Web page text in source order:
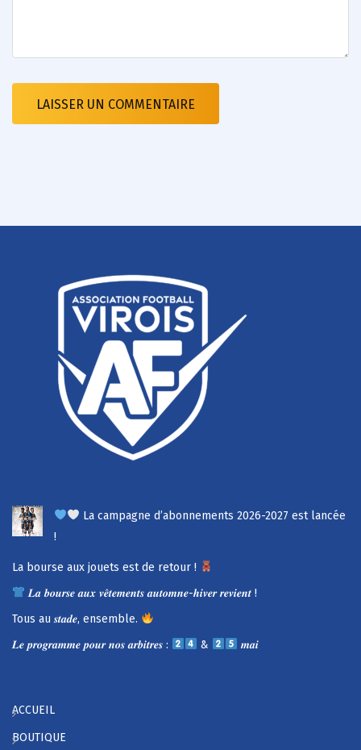
La campagne d’abonnements 2026-2027 est lancée
!
La bourse aux jouets est de retour !
𝑳𝒂 𝒃𝒐𝒖𝒓𝒔𝒆 𝒂𝒖𝒙 𝒗𝒆̂𝒕𝒆𝒎𝒆𝒏𝒕𝒔 𝒂𝒖𝒕𝒐𝒎𝒏𝒆-𝒉𝒊𝒗𝒆𝒓 𝒓𝒆𝒗𝒊𝒆𝒏𝒕 !
Tous au 𝒔𝒕𝒂𝒅𝒆, ensemble.
𝑳𝒆 𝒑𝒓𝒐𝒈𝒓𝒂𝒎𝒎𝒆 𝒑𝒐𝒖𝒓 𝒏𝒐𝒔 𝒂𝒓𝒃𝒊𝒕𝒓𝒆𝒔 :
& 𝒎𝒂𝒊
ACCUEIL
BOUTIQUE